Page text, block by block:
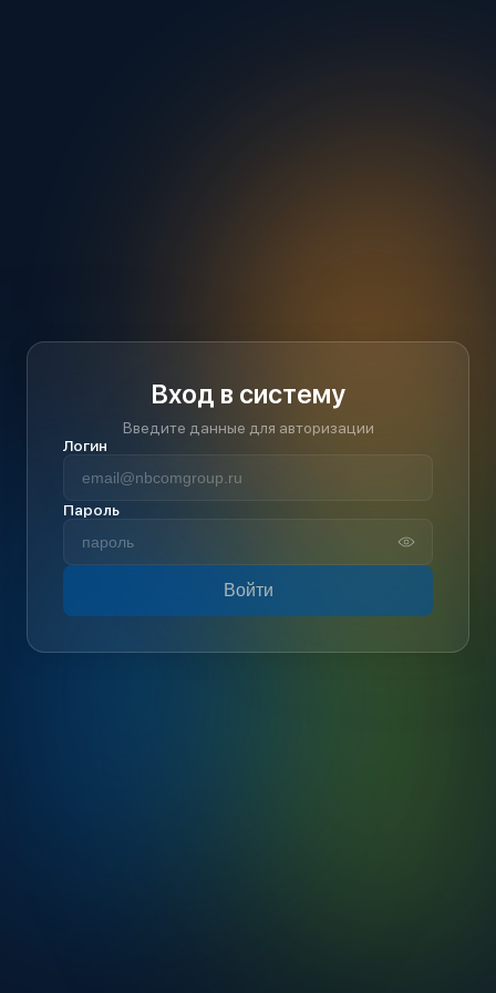
Вход в систему
Введите данные для авторизации
Логин
Пароль
Войти